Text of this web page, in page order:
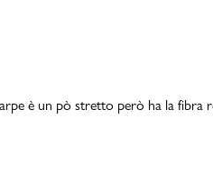
è un pò stretto però ha la fibra